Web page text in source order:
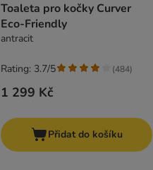
Toaleta pro kočky Curver
Eco-Friendly
antracit
1 299 Kč
Rating: 3.7/5 (484)
Přidat do košíku